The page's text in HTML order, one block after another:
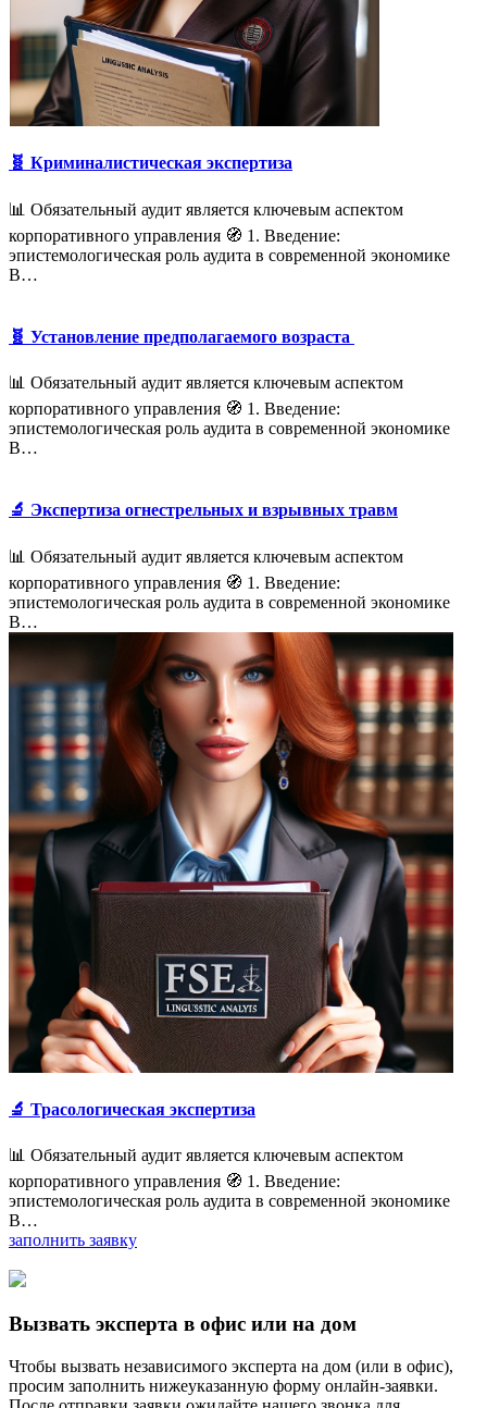
🧬 Криминалистическая экспертиза
📊 Обязательный аудит является ключевым аспектом
корпоративного управления 🧭 1. Введение:
эпистемологическая роль аудита в современной экономике
В…
🧬 Установление предполагаемого возраста
📊 Обязательный аудит является ключевым аспектом
корпоративного управления 🧭 1. Введение:
эпистемологическая роль аудита в современной экономике
В…
🔬 Экспертиза огнестрельных и взрывных травм
📊 Обязательный аудит является ключевым аспектом
корпоративного управления 🧭 1. Введение:
эпистемологическая роль аудита в современной экономике
В…
🔬 Трасологическая экспертиза
📊 Обязательный аудит является ключевым аспектом
корпоративного управления 🧭 1. Введение:
эпистемологическая роль аудита в современной экономике
В…
заполнить заявку
Вызвать эксперта в офис или на дом
Чтобы вызвать независимого эксперта на дом (или в офис),
просим заполнить нижеуказанную форму онлайн-заявки.